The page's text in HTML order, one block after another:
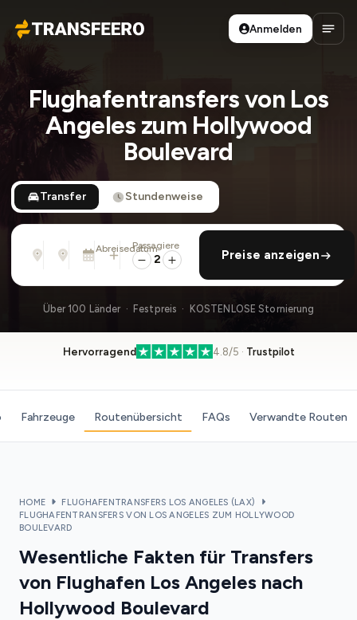
Transfeero
Anmelden
Flughafentransfers von Los
Angeles zum Hollywood
Boulevard
Transfer Stundenweise
Von
Adresse, Flughafen, Hotel, ...
Nach
Adresse, Flughafen, Hotel, ...
Abreisedatum
Mo., 10. Aug. · 13:45
rückfahrt hinzufügen
Passagiere
2 Preise anzeigen
Über 100 Länder · Festpreis · KOSTENLOSE Stornierung
Hervorragend 4.8/5 · Trustpilot
Fahrzeuge Routenübersicht FAQs Verwandte Routen
HOME
FLUGHAFENTRANSFERS LOS ANGELES (LAX)
FLUGHAFENTRANSFERS VON LOS ANGELES ZUM HOLLYWOOD
BOULEVARD
Wesentliche Fakten für Transfers
von Flughafen Los Angeles nach
Hollywood Boulevard